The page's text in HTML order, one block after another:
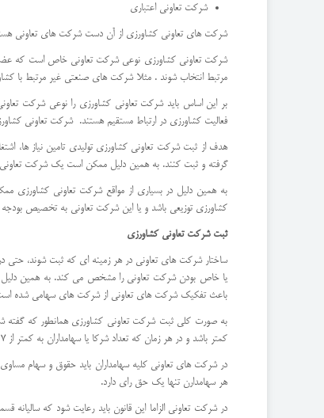
شرکت تعاونی اعتباری
شرکت های تعاونی کشاورزی از آن دست شرکت های تعاونی
شرکت تعاونی کشاورزی نوعی شرکت تعاونی خاص است که عضویت
مرتبط انتخاب شوند . مثلا شرکت های صنعتی غیر مرتبط با
فعالیت کشاورزی در ارتباط مستقیم هستند. شرکت تعاونی
هدف از ثبت شرکت تعاونی کشاورزی تولیدی تامین نیاز ها،
گرفته و ثبت کنند. به همین دلیل ممکن است یک شرکت تعاونی
به همین دلیل در بسیاری از مواقع شرکت تعاونی کشاورزی
کشاورزی توزیعی باشد و یا این شرکت تعاونی به تخصیص
ثبت شرکت تعاونی کشاورزی
ساختار شرکت های تعاونی در هر زمینه ای که ثبت شوند،
یا خاص بودن شرکت تعاونی را مشخص می کند. به همین دلیل
باعث تفکیک شرکت های تعاونی از شرکت های سهامی شده
کمتر باشد و در هر زمان که تعداد شرکا یا سهامداران به کمتر از 7 نفر برسد، شرکت ممکن است منحل شود.
در شرکت های تعاونی کلیه سهامداران باید حقوق و سهام
هر سهامدارن تنها یک حق رای دارد.